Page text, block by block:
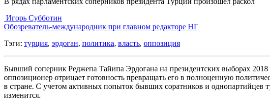
Игорь Субботин
Обозреватель-международник при главном редакторе НГ
Тэги: турция, эрдоган, политика, власть, оппозиция
Бывший соперник Реджепа Тайипа Эрдогана на президентских выборах
оппозиционер отрицает готовность превращать его в полноценную
в стране. С учетом активных попыток бывших соратников и однопартийцев
изменится.